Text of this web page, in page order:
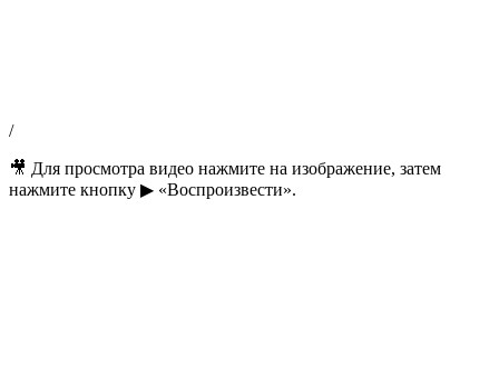
/
🎥 Для просмотра видео нажмите на изображение, затем
нажмите кнопку ▶ «Воспроизвести».